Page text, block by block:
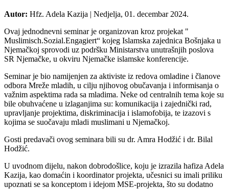
Autor: Hfz. Adela Kazija | Nedjelja, 01. decembar 2024.
Ovaj jednodnevni seminar je organizovan kroz projekat "
Muslimisch.Sozial.Engagiert“ kojeg Islamska zajednica Bošnjaka u
Njemačkoj sprovodi uz podršku Ministarstva unutrašnjih poslova
SR Njemačke, u okviru Njemačke islamske konferencije.
Seminar je bio namijenjen za aktiviste iz redova omladine i članove
odbora Mreže mladih, u cilju njihovog obučavanja i informisanja o
važnim aspektima rada sa mladima. Neke od centralnih tema koje su
bile obuhvaćene u izlaganjima su: komunikacija i zajednički rad,
upravljanje projektima, diskriminacija i islamofobija, te izazovi s
kojima se suočavaju mladi muslimani u Njemačkoj.
Gosti predavači ovog seminara bili su dr. Amra Hodžić i dr. Bilal
Hodžić.
U uvodnom dijelu, nakon dobrodošlice, koju je izrazila hafiza Adela
Kazija, kao domaćin i koordinator projekta, učesnici su imali priliku
upoznati se sa konceptom i idejom MSE-projekta, što su dodatno